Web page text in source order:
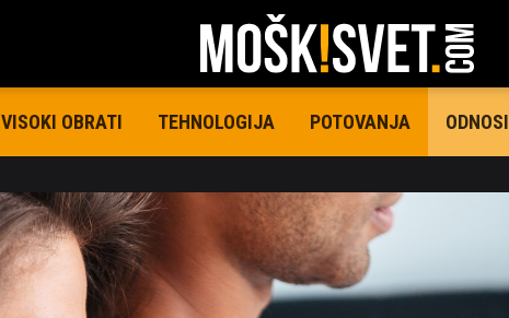
VISOKI OBRATI TEHNOLOGIJA POTOVANJA ODNOSI